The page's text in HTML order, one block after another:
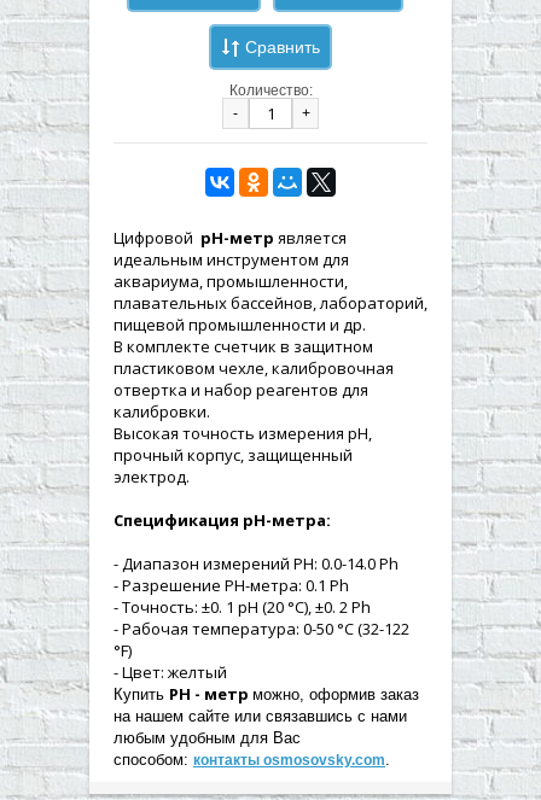
Сравнить
Количество:
-
+
Цифровой рН-метр является
идеальным инструментом для
аквариума, промышленности,
плавательных бассейнов, лабораторий,
пищевой промышленности и др.
В комплекте счетчик в защитном
пластиковом чехле, калибровочная
отвертка и набор реагентов для
калибровки.
Высокая точность измерения рН,
прочный корпус, защищенный
электрод.
Спецификация рН-метра:
- Диапазон измерений PH: 0.0-14.0 Ph
- Разрешение PH-метра: 0.1 Ph
- Точность: ±0. 1 рН (20 °C), ±0. 2 Ph
- Рабочая температура: 0-50 °C (32-122
°F)
- Цвет: желтый
Купить PH - метр можно, оформив заказ
на нашем сайте или связавшись с нами
любым удобным для Вас
способом: контакты osmosovsky.com